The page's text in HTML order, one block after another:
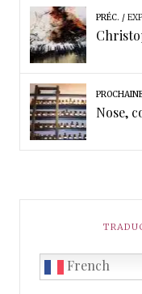
PRÉC.
Nose,
French